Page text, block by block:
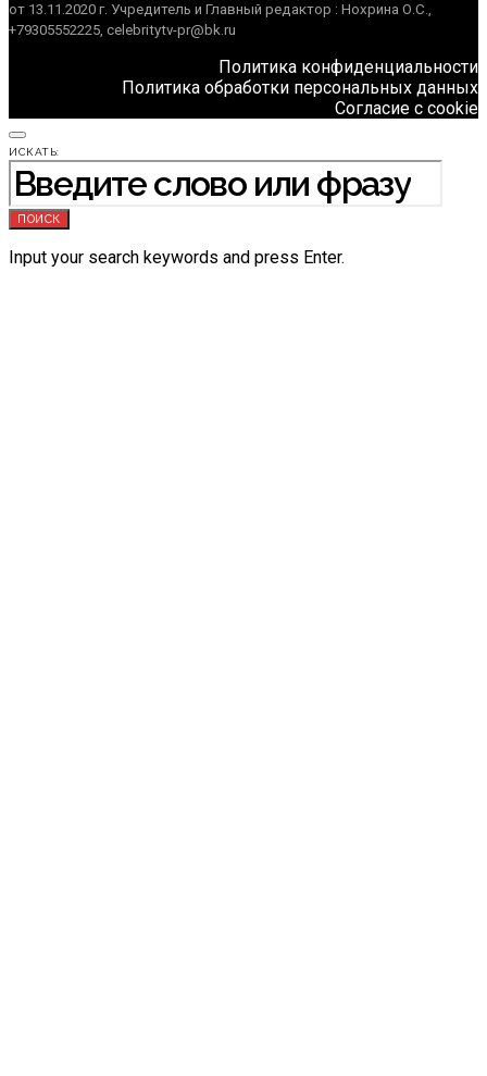
от 13.11.2020 г. Учредитель и Главный редактор : Нохрина О.С.,
+79305552225, celebritytv-pr@bk.ru
Политика конфиденциальности
Политика обработки персональных данных
Согласие с cookie
ИСКАТЬ:
ПОИСК
Input your search keywords and press Enter.